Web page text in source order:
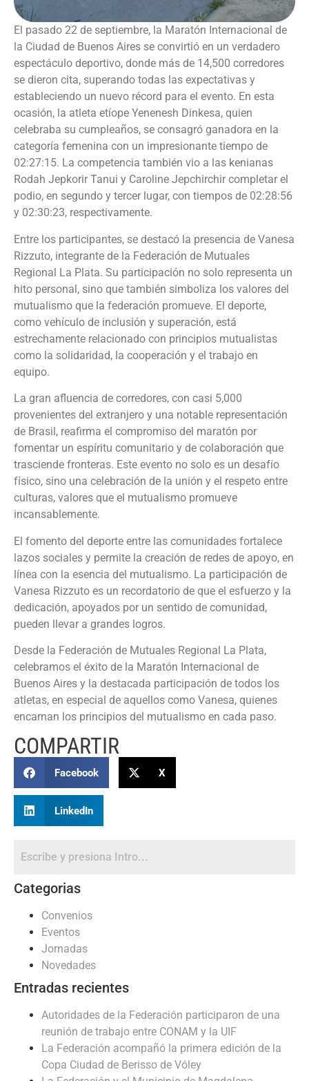
El pasado 22 de septiembre, la Maratón Internacional de
la Ciudad de Buenos Aires se convirtió en un verdadero
espectáculo deportivo, donde más de 14,500 corredores
se dieron cita, superando todas las expectativas y
estableciendo un nuevo récord para el evento. En esta
ocasión, la atleta etíope Yenenesh Dinkesa, quien
celebraba su cumpleaños, se consagró ganadora en la
categoría femenina con un impresionante tiempo de
02:27:15. La competencia también vio a las kenianas
Rodah Jepkorir Tanui y Caroline Jepchirchir completar el
podio, en segundo y tercer lugar, con tiempos de 02:28:56
y 02:30:23, respectivamente.
Entre los participantes, se destacó la presencia de Vanesa
Rizzuto, integrante de la Federación de Mutuales
Regional La Plata. Su participación no solo representa un
hito personal, sino que también simboliza los valores del
mutualismo que la federación promueve. El deporte,
como vehículo de inclusión y superación, está
estrechamente relacionado con principios mutualistas
como la solidaridad, la cooperación y el trabajo en
equipo.
La gran afluencia de corredores, con casi 5,000
provenientes del extranjero y una notable representación
de Brasil, reafirma el compromiso del maratón por
fomentar un espíritu comunitario y de colaboración que
trasciende fronteras. Este evento no solo es un desafío
físico, sino una celebración de la unión y el respeto entre
culturas, valores que el mutualismo promueve
incansablemente.
El fomento del deporte entre las comunidades fortalece
lazos sociales y permite la creación de redes de apoyo, en
línea con la esencia del mutualismo. La participación de
Vanesa Rizzuto es un recordatorio de que el esfuerzo y la
dedicación, apoyados por un sentido de comunidad,
pueden llevar a grandes logros.
Desde la Federación de Mutuales Regional La Plata,
celebramos el éxito de la Maratón Internacional de
Buenos Aires y la destacada participación de todos los
atletas, en especial de aquellos como Vanesa, quienes
encarnan los principios del mutualismo en cada paso.
COMPARTIR
Facebook X
LinkedIn
Categorias
Convenios
Eventos
Jornadas
Novedades
Entradas recientes
Autoridades de la Federación participaron de una
reunión de trabajo entre CONAM y la UIF
La Federación acompañó la primera edición de la
Copa Ciudad de Berisso de Vóley